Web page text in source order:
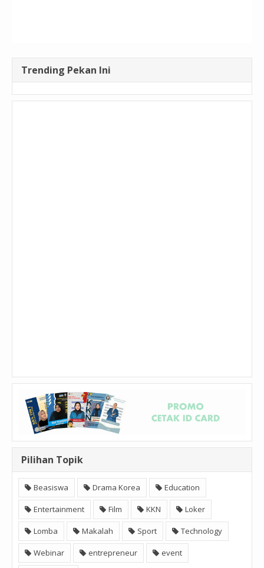
Trending Pekan Ini
Pilihan Topik
Beasiswa Drama Korea Education
Entertainment Film KKN Loker
Lomba Makalah Sport Technology
Webinar entrepreneur event